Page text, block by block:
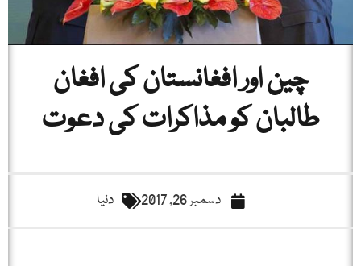
چین اور افغانستان کی افغان
طالبان کو مذاکرات کی دعوت
دسمبر 26, 2017 دنیا